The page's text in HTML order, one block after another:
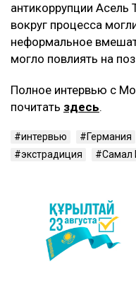
антикоррупции Асель
вокруг процесса
неформальное
могло повлиять на
Полное интервью с
почитать здесь.
интервью Германия
экстрадиция
Самал